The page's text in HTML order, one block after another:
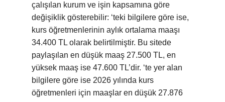
çalışılan kurum ve işin kapsamına göre
değişiklik gösterebilir: ‘teki bilgilere göre ise,
kurs öğretmenlerinin aylık ortalama maaşı
34.400 TL olarak belirtilmiştir. Bu sitede
paylaşılan en düşük maaş 27.500 TL, en
yüksek maaş ise 47.600 TL’dir. ‘te yer alan
bilgilere göre ise 2026 yılında kurs
öğretmenleri için maaşlar en düşük 27.876